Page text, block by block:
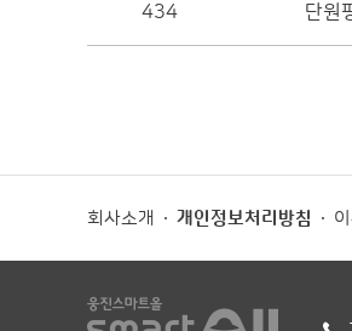
434 단원
회사소개 개인정보처리방침